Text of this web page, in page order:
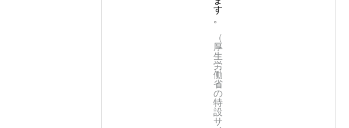
す
。
（
厚
生
労
働
省
の
特
設
サ